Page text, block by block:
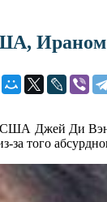
Ираном
Джей Ди
того